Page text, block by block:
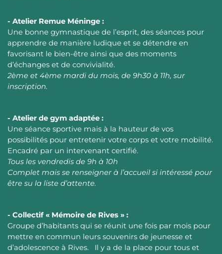
- Atelier Remue Méninge :
Une bonne gymnastique de l’esprit, des séances pour
apprendre de manière ludique et se détendre en
favorisant le bien-être ainsi que des moments
d’échanges et de convivialité.
2ème et 4ème mardi du mois, de 9h30 à 11h, sur
inscription.
- Atelier de gym adaptée :
Une séance sportive mais à la hauteur de vos
possibilités pour entretenir votre corps et votre mobilité.
Encadré par un intervenant certifié.
Tous les vendredis de 9h à 10h
Complet mais se renseigner à l’accueil si intéressé pour
être su la liste d’attente.
- Collectif « Mémoire de Rives » :
Groupe d’habitants qui se réunit une fois par mois pour
mettre en commun leurs souvenirs de jeunesse et
d’adolescence à Rives. Il y a de la place pour tous et